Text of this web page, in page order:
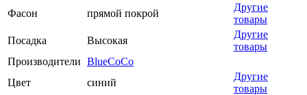
Фасон
прямой покрой
Другие
товары
Посадка
Высокая
Другие
товары
Производители BlueCoCo
Цвет
синий
Другие
товары